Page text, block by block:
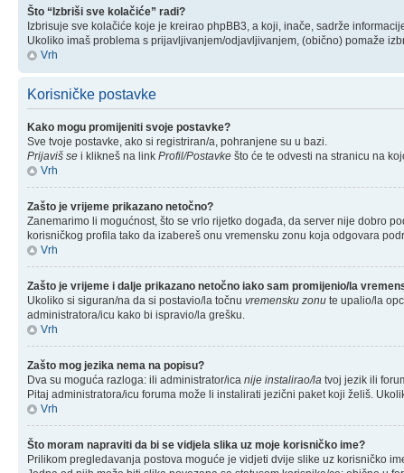
Što “Izbriši sve kolačiće” radi?
Izbrisuje sve kolačiće koje je kreirao phpBB3, a koji, inače, sadrže
Ukoliko imaš problema s prijavljivanjem/odjavljivanjem, (obično) pomaže
Vrh
Korisničke postavke
Kako mogu promijeniti svoje postavke?
Sve tvoje postavke, ako si registriran/a, pohranjene su u bazi.
Prijaviš se i klikneš na link Profil/Postavke što će te odvesti na stranicu na
Vrh
Zašto je vrijeme prikazano netočno?
Zanemarimo li mogućnost, što se vrlo rijetko događa, da server nije dobro
korisničkog profila tako da izabereš onu vremensku zonu koja odgovara
Vrh
Zašto je vrijeme i dalje prikazano netočno iako sam promijenio/la
Ukoliko si siguran/na da si postavio/la točnu vremensku zonu te upalio/la
administratora/icu kako bi ispravio/la grešku.
Vrh
Zašto mog jezika nema na popisu?
Dva su moguća razloga: ili administrator/ica nije instalirao/la tvoj jezik ili
Pitaj administratora/icu foruma može li instalirati jezični paket koji želiš.
Vrh
Što moram napraviti da bi se vidjela slika uz moje korisničko ime?
Prilikom pregledavanja postova moguće je vidjeti dvije slike uz korisničko